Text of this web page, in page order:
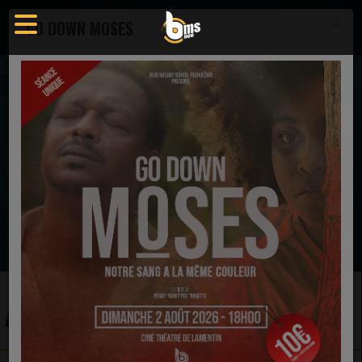
Artistes
EN CE MOMENT
Myron Butler
Oh It Is Jesus (Instrumental)
Ecoutez maintenant
ARTISTES
GO DOWN MOSES